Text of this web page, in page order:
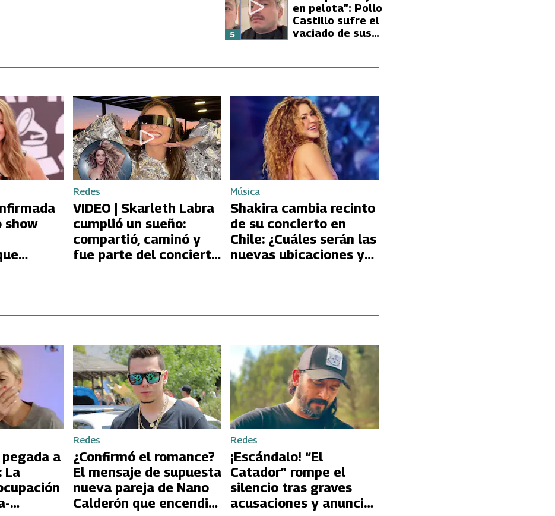
Huidobro por la
extrema delgadez
de Kathy Orellana
en pelota”: Pollo
Castillo sufre el
vaciado de sus
5
show
Redes
VIDEO | Skarleth Labra
cumplió un sueño:
compartió, caminó y
fue parte del concierto
Música
Shakira cambia recinto
de su concierto en
Chile: ¿Cuáles serán las
nuevas ubicaciones y
a
La
Redes
¿Confirmó el romance?
El mensaje de supuesta
nueva pareja de Nano
Calderón que encendió
Redes
¡Escándalo! “El
Catador” rompe el
silencio tras graves
acusaciones y anuncia